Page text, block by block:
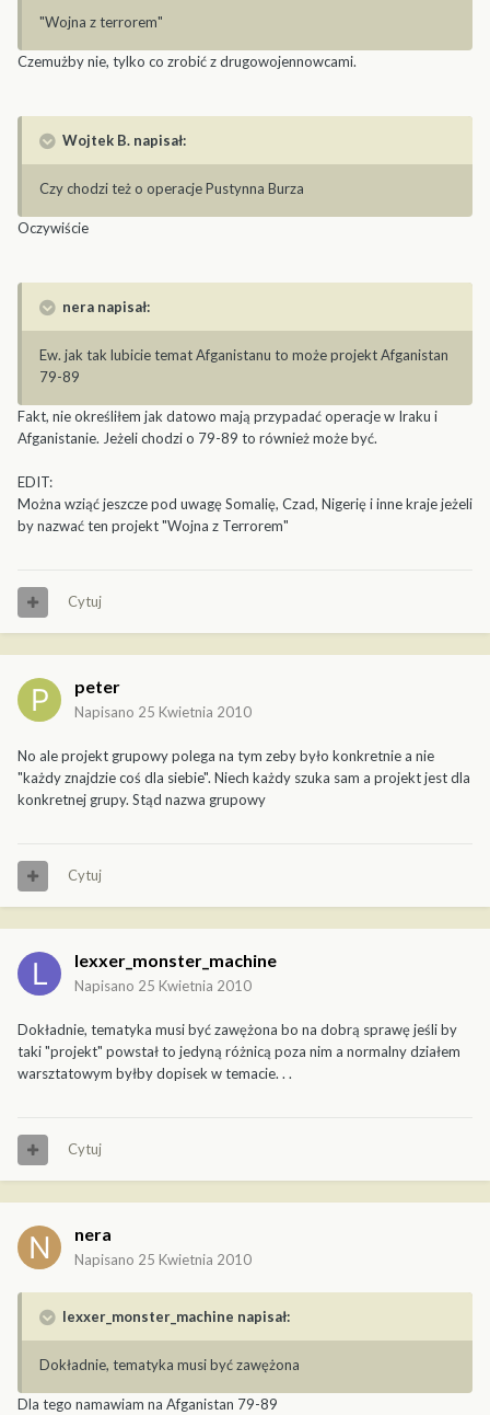
"Wojna z terrorem"
Czemużby nie, tylko co zrobić z drugowojennowcami.
Wojtek B. napisał:
Czy chodzi też o operacje Pustynna Burza
Oczywiście
nera napisał:
Ew. jak tak lubicie temat Afganistanu to może projekt Afganistan
79-89
Fakt, nie określiłem jak datowo mają przypadać operacje w Iraku i
Afganistanie. Jeżeli chodzi o 79-89 to również może być.
EDIT:
Można wziąć jeszcze pod uwagę Somalię, Czad, Nigerię i inne kraje jeżeli
by nazwać ten projekt "Wojna z Terrorem"
Cytuj
peter
Napisano 25 Kwietnia 2010
No ale projekt grupowy polega na tym zeby było konkretnie a nie
"każdy znajdzie coś dla siebie". Niech każdy szuka sam a projekt jest dla
konkretnej grupy. Stąd nazwa grupowy
Cytuj
lexxer_monster_machine
Napisano 25 Kwietnia 2010
Dokładnie, tematyka musi być zawężona bo na dobrą sprawę jeśli by
taki "projekt" powstał to jedyną różnicą poza nim a normalny działem
warsztatowym byłby dopisek w temacie. . .
Cytuj
nera
Napisano 25 Kwietnia 2010
lexxer_monster_machine napisał:
Dokładnie, tematyka musi być zawężona
Dla tego namawiam na Afganistan 79-89